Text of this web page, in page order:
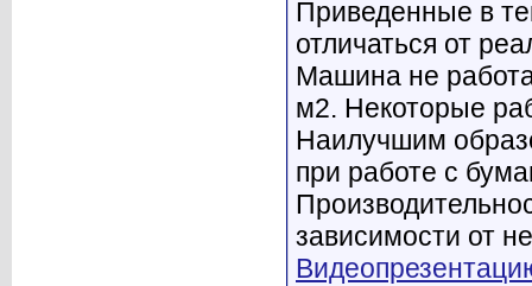
Приведенные в
отличаться от
Машина не
м2. Некоторые
Наилучшим
при работе с
зависимости от